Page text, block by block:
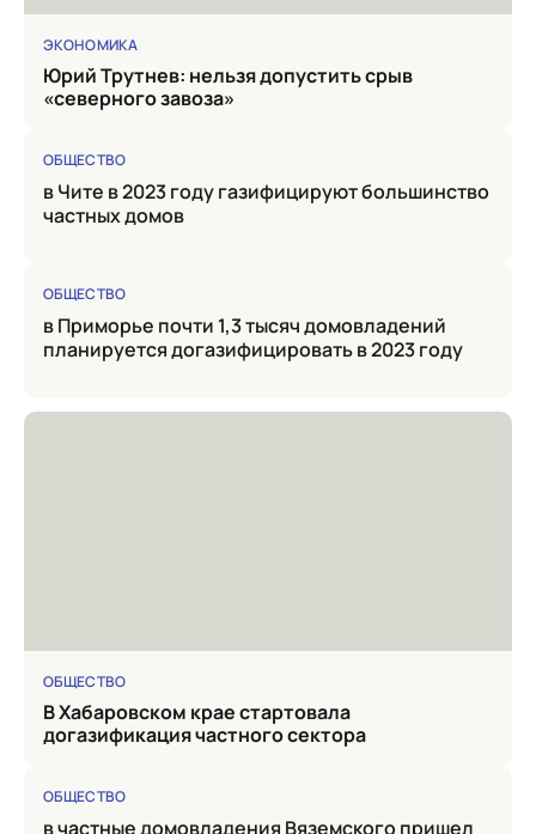
ЭКОНОМИКА
Юрий Трутнев: нельзя допустить срыв
«северного завоза»
ОБЩЕСТВО
в Чите в 2023 году газифицируют большинство
частных домов
ОБЩЕСТВО
в Приморье почти 1,3 тысяч домовладений
планируется догазифицировать в 2023 году
ОБЩЕСТВО
в Хабаровском крае стартовала
догазификация частного сектора
ОБЩЕСТВО
в частные домовладения Вяземского пришел